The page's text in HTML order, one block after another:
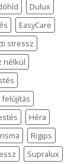
Dulux
EasyCare
stressz
nélkül
felújítás
Héra
Rigips
Supralux